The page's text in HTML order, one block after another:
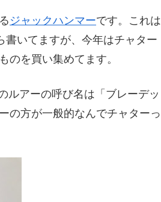
ジャックハンマーです。これは
書いてますが、今年はチャター
のを買い集めてます。
ルアーの呼び名は「ブレーデッ
の方が一般的なんでチャターっ